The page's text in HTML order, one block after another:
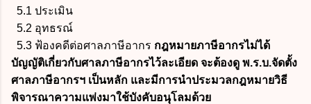
5.1 ประเมิน
5.2 อุทธรณ์
5.3 ฟ้องคดีต่อศาลภาษีอากร กฎหมายภาษีอากรไม่ได้
บัญญัติเกี่ยวกับศาลภาษีอากรไว้ละเอียด จะต้องดู พ.ร.บ.จัดตั้ง
ศาลภาษีอากรฯ เป็นหลัก และมีการนำประมวลกฎหมายวิธี
พิจารณาความแพ่งมาใช้บังคับอนุโลมด้วย